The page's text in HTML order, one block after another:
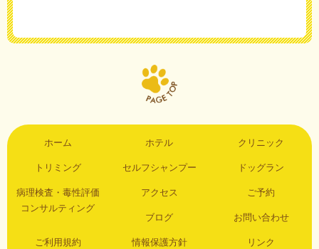
ホーム ホテル クリニック
トリミング セルフシャンプー ドッグラン
病理検査・毒性評価
コンサルティング
アクセス ご予約
ブログ お問い合わせ
ご利用規約 情報保護方針 リンク